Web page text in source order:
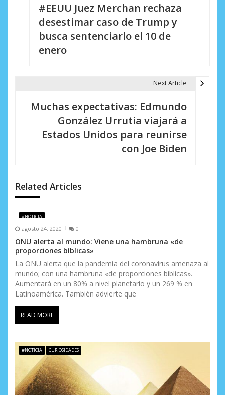
e
e
n
t
r
a
d
a
s
#EEUU Juez Merchan rechaza
desestimar caso de Trump y
busca sentenciarlo el 10 de
enero
Next Article
Muchas expectativas: Edmundo
González Urrutia viajará a
Estados Unidos para reunirse
con Joe Biden
Related Articles
#NOTICIA
agosto 24, 2020 0
ONU alerta al mundo: Viene una hambruna «de
proporciones bíblicas»
La ONU alerta que la pandemia del coronavirus amenaza al
mundo; con una hambruna «de proporciones bíblicas».
Aumentará en un 80% a nivel planetario y un 269 % en
Latinoamérica. También advierte que
READ MORE
#NOTICIA CURIOSIDADES